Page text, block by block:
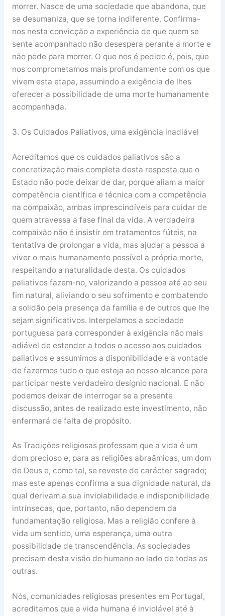
morrer. Nasce de uma sociedade que abandona, que
se desumaniza, que se torna indiferente. Confirma-
nos nesta convicção a experiência de que quem se
sente acompanhado não desespera perante a morte e
não pede para morrer. O que nos é pedido é, pois, que
nos comprometamos mais profundamente com os que
vivem esta etapa, assumindo a exigência de lhes
oferecer a possibilidade de uma morte humanamente
acompanhada.
3. Os Cuidados Paliativos, uma exigência inadiável
Acreditamos que os cuidados paliativos são a
concretização mais completa desta resposta que o
Estado não pode deixar de dar, porque aliam a maior
competência científica e técnica com a competência
na compaixão, ambas imprescindíveis para cuidar de
quem atravessa a fase final da vida. A verdadeira
compaixão não é insistir em tratamentos fúteis, na
tentativa de prolongar a vida, mas ajudar a pessoa a
viver o mais humanamente possível a própria morte,
respeitando a naturalidade desta. Os cuidados
paliativos fazem-no, valorizando a pessoa até ao seu
fim natural, aliviando o seu sofrimento e combatendo
a solidão pela presença da família e de outros que lhe
sejam significativos. Interpelamos a sociedade
portuguesa para corresponder à exigência não mais
adiável de estender a todos o acesso aos cuidados
paliativos e assumimos a disponibilidade e a vontade
de fazermos tudo o que esteja ao nosso alcance para
participar neste verdadeiro desígnio nacional. E não
podemos deixar de interrogar se a presente
discussão, antes de realizado este investimento, não
enfermará de falta de propósito.
As Tradições religiosas professam que a vida é um
dom precioso e, para as religiões abraâmicas, um dom
de Deus e, como tal, se reveste de carácter sagrado;
mas este apenas confirma a sua dignidade natural, da
qual derivam a sua inviolabilidade e indisponibilidade
intrínsecas, que, portanto, não dependem da
fundamentação religiosa. Mas a religião confere à
vida um sentido, uma esperança, uma outra
possibilidade de transcendência. As sociedades
precisam desta visão do humano ao lado de todas as
outras.
Nós, comunidades religiosas presentes em Portugal,
acreditamos que a vida humana é inviolável até à